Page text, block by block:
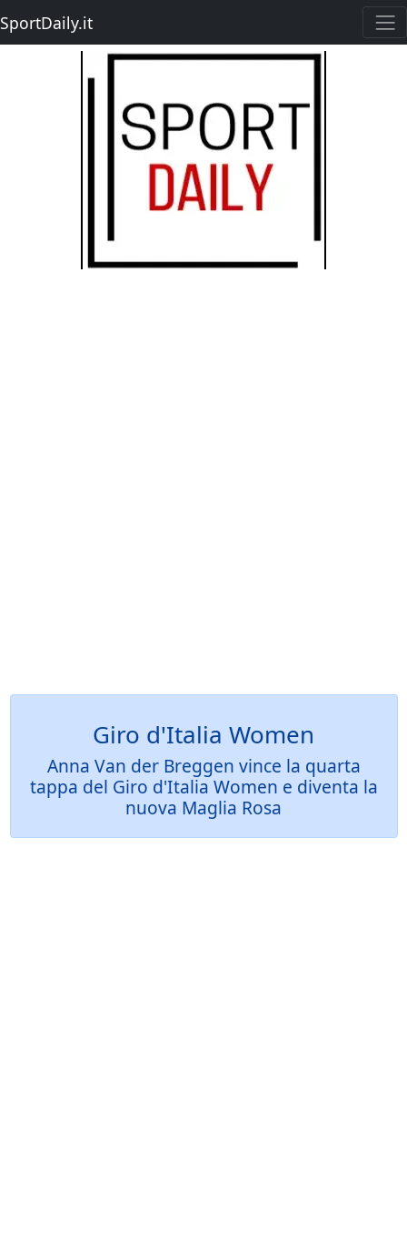
SportDaily.it
Giro d'Italia Women
Anna Van der Breggen vince la quarta
tappa del Giro d'Italia Women e diventa la
nuova Maglia Rosa